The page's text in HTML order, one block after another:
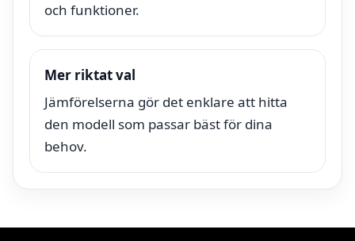
och funktioner.
Mer riktat val
Jämförelserna gör det enklare att hitta
den modell som passar bäst för dina
behov.